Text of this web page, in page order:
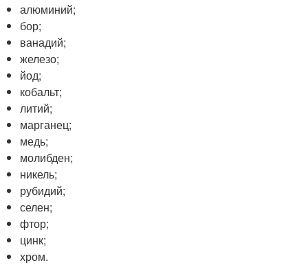
алюминий;
бор;
ванадий;
железо;
йод;
кобальт;
литий;
марганец;
медь;
молибден;
никель;
рубидий;
селен;
фтор;
цинк;
хром.